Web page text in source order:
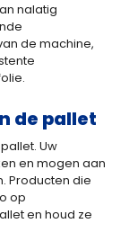
nalatig
de machine,
de pallet
Uw
en mogen aan
Producten die
op
en houd ze